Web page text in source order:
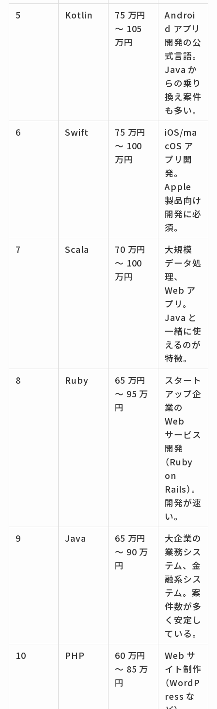
5
Kotlin
75 万円
～ 105
万円
Androi
d アプリ
開発の公
式言語。
Java か
らの乗り
換え案件
も多い。
6
Swift
75 万円
～ 100
万円
iOS/ma
cOS ア
プリ開
発。
Apple
製品向け
開発に必
須。
7
Scala
70 万円
～ 100
万円
大規模
データ処
理、
Web ア
プリ。
Java と
一緒に使
えるのが
特徴。
8
Ruby
65 万円
～ 95 万
円
スタート
アップ企
業の
Web
サービス
開発
（Ruby
on
Rails）。
開発が速
い。
9
Java
65 万円
～ 90 万
円
大企業の
業務シス
テム、金
融系シス
テム。案
件数が多
く安定し
ている。
10
PHP
60 万円
～ 85 万
円
Web サ
イト制作
（WordP
ress な